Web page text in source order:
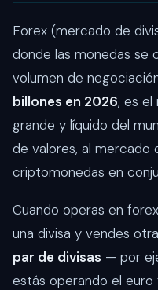
Forex (mercado de
donde las monedas se
volumen de
billones en 2026, es el
grande y líquido del
de valores, al mercado
criptomonedas en
Cuando operas en
una divisa y vendes
par de divisas — por
estás operando el